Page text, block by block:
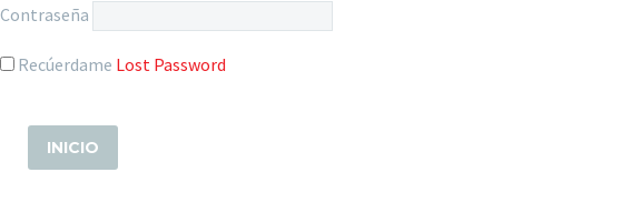
Contraseña
Recúerdame Lost Password